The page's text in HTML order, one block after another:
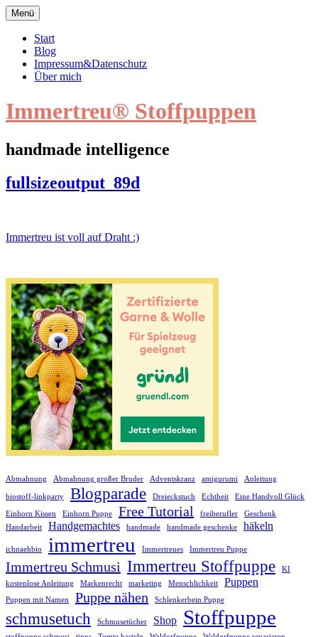
Zum
Inhalt
springen
Menü
Start
Blog
Impressum&Datenschutz
Über mich
Immertreu® Stoffpuppen
handmade intelligence
fullsizeoutput_89d
fullsizeoutput_89d
Beitragsnavigation
Immertreu ist voll auf Draht :)
Abmahnung Abmahnung großer Bruder Adventskranz amigurumi Anleitung
biostoff-linkparty Blogparade Dreieckstuch Echtheit Eine Handvoll Glück
Einhorn Kissen Einhorn Puppe Free Tutorial freiberufler
Geschenk
Handarbeit
Handgemachtes handmade handmade geschenke häkeln
ichnaehbio immertreu Immertreues Immertreu Puppe
Immertreu Schmusi Immertreu Stoffpuppe
KI
kostenlose Anleitung
Markenrecht marketing Menschlichkeit Puppen
Puppen mit Namen Puppe nähen Schlenkerbein Puppe
schmusetuch Schmusetücher Shop Stoffpuppe